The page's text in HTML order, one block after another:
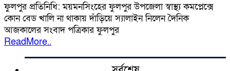
ফুলপুর প্রতিনিধি: ময়মনসিংহের ফুলপুর উপজেলা স্বাস্থ্য কমপ্লেক্সে
কোন বেড খালি না থাকায় দাঁড়িয়ে স্যালাইন নিলেন দৈনিক
আজকালের সংবাদ পত্রিকার ফুলপুর
ReadMore..